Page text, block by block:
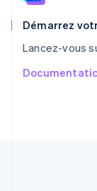
Démarrez
Lancez-vous
Royaume-
English
English简体
English